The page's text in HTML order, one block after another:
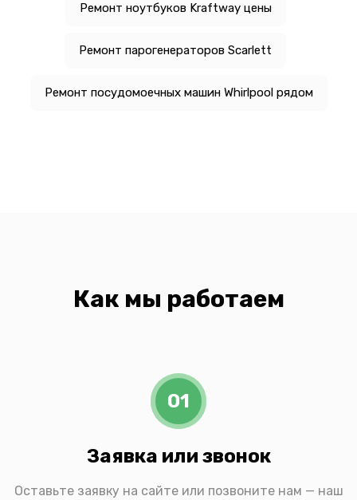
Ремонт ноутбуков Kraftway цены
Ремонт парогенераторов Scarlett
Ремонт посудомоечных машин Whirlpool рядом
Как мы работаем
01
Заявка или звонок
Оставьте заявку на сайте или позвоните нам — наш